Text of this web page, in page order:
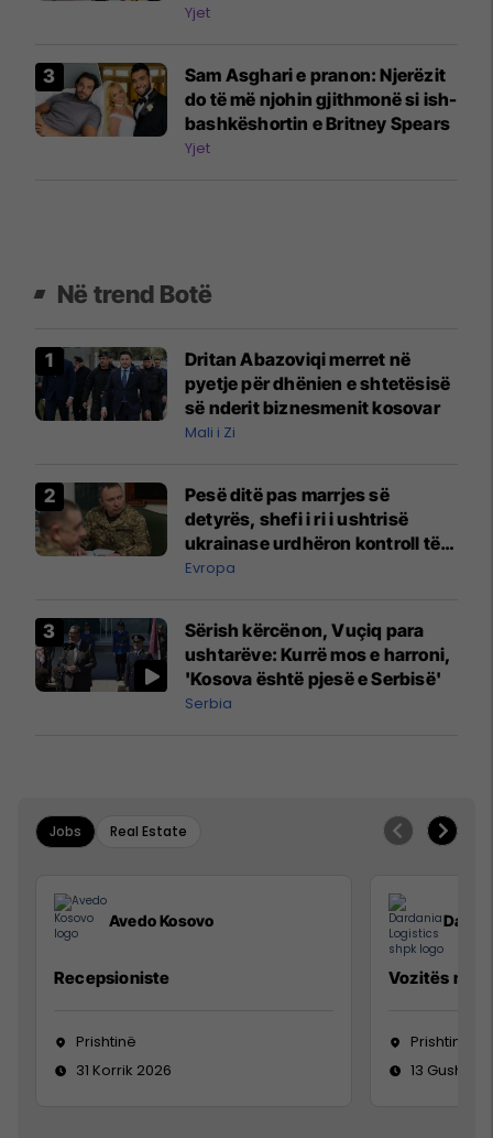
Yjet
Sam Asghari e pranon: Njerëzit
do të më njohin gjithmonë si ish-
bashkëshortin e Britney Spears
Yjet
Në trend Botë
Dritan Abazoviqi merret në
pyetje për dhënien e shtetësisë
së nderit biznesmenit kosovar
Mali i Zi
Pesë ditë pas marrjes së
detyrës, shefi i ri i ushtrisë
ukrainase urdhëron kontroll të
madh
Evropa
Sërish kërcënon, Vuçiq para
ushtarëve: Kurrë mos e harroni,
'Kosova është pjesë e Serbisë'
Serbia
Jobs Real Estate
Avedo Kosovo
Recepsioniste
Prishtinë
31 Korrik 2026
Vozitës me
Prishtinë
13 Gusht